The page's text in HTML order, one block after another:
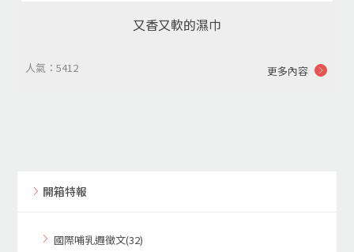
又香又軟的濕巾
人氣：5412 更多內容
開箱特報
國際哺乳週徵文(32)